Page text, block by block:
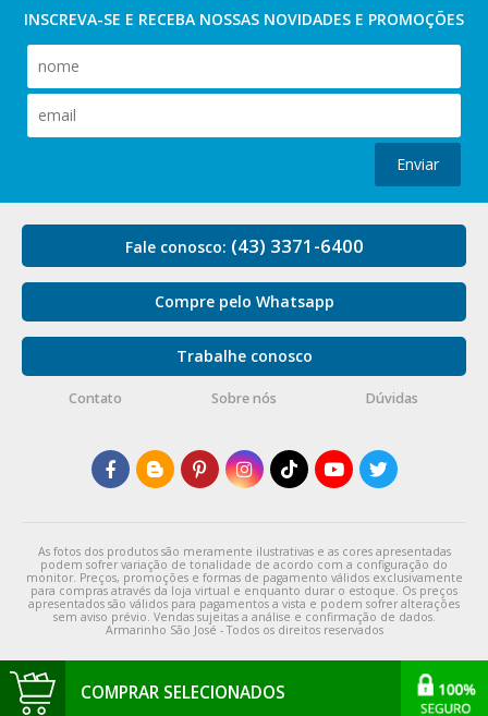
COMPRAR SELECIONADOS
INSCREVA-SE E RECEBA NOSSAS NOVIDADES E PROMOÇÕES
Enviar
Fale conosco: (43) 3371-6400
Compre pelo Whatsapp
Trabalhe conosco
Contato Sobre nós Dúvidas
As fotos dos produtos são meramente ilustrativas e as cores apresentadas
podem sofrer variação de tonalidade de acordo com a configuração do
monitor. Preços, promoções e formas de pagamento válidos exclusivamente
para compras através da loja virtual e enquanto durar o estoque. Os preços
apresentados são válidos para pagamentos a vista e podem sofrer alterações
sem aviso prévio. Vendas sujeitas a análise e confirmação de dados.
Armarinho São José - Todos os direitos reservados